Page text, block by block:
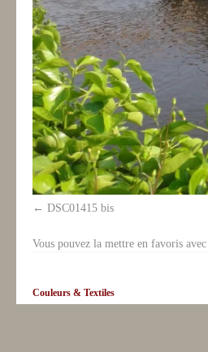
DSC01415 bis
Vous pouvez la mettre en favoris avec
Couleurs & Textiles